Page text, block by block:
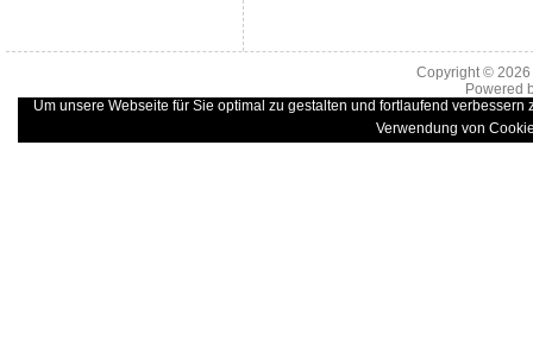
Copyright ©
Powered
Um unsere Webseite für Sie optimal zu gestalten und fortlaufend
Verwendung von